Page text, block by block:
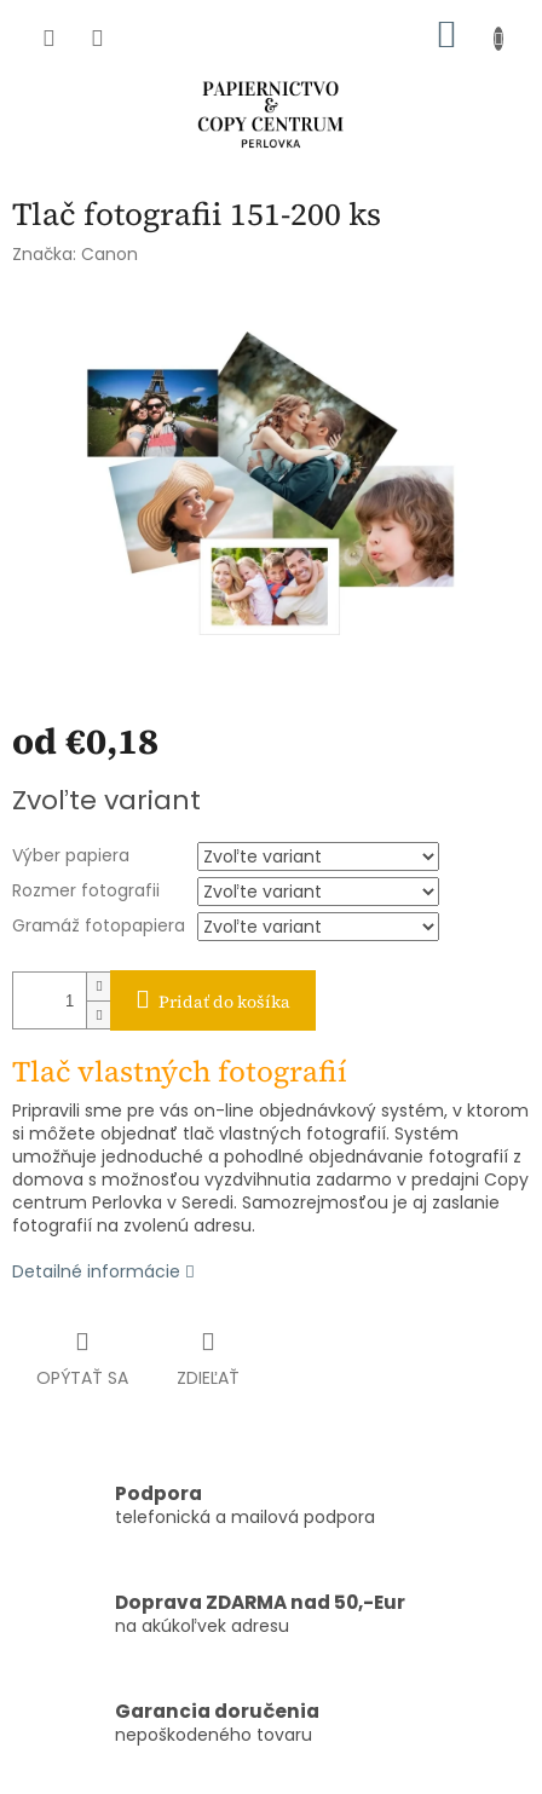
Tlač fotografii 151-200 ks
Značka: Canon
od€0,18
cena:
Zvoľte variant
Výber papiera
Rozmer fotografii
Gramáž fotopapiera
Pridať do košíka
Tlač vlastných fotografií
Pripravili sme pre vás on-line objednávkový systém, v ktorom
si môžete objednať tlač vlastných fotografií. Systém
umožňuje jednoduché a pohodlné objednávanie fotografií z
domova s možnosťou vyzdvihnutia zadarmo v predajni Copy
centrum Perlovka v Seredi. Samozrejmosťou je aj zaslanie
fotografií na zvolenú adresu.
Detailné informácie
OPÝTAŤ SA ZDIEĽAŤ
Podpora
telefonická a mailová podpora
Doprava ZDARMA nad 50,-Eur
na akúkoľvek adresu
Garancia doručenia
nepoškodeného tovaru